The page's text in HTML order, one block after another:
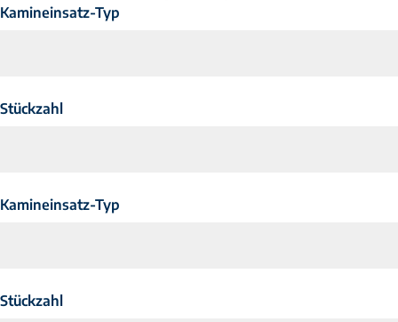
Kamineinsatz-Typ
Stückzahl
Kamineinsatz-Typ
Stückzahl